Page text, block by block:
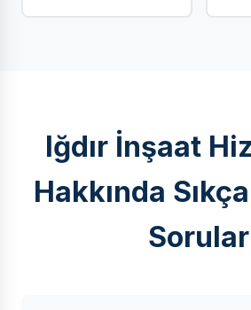
Iğdır İnşaat
Hakkında
Sorular